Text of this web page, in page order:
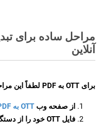
آنلاین
برای OTT به PDF لطفاً این
از صفحه وب OTT به PDF
فایل OTT خود را از دستگاه خود آپلود کنید.